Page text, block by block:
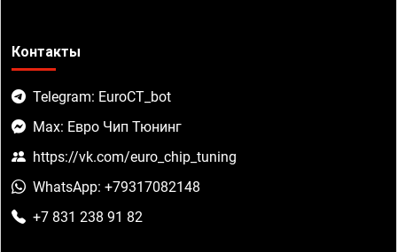
Контакты
Telegram: EuroCT_bot
Max: Евро Чип Тюнинг
https://vk.com/euro_chip_tuning
WhatsApp: +79317082148
+7 831 238 91 82